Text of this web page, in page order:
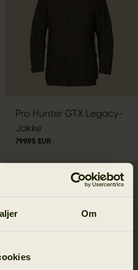
Om
Pro Hunter GTX Legacy-
Jakke
799.95 EUR